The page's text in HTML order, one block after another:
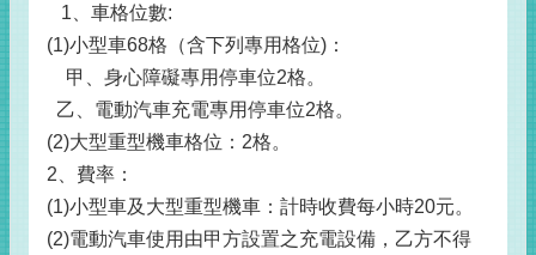
1、車格位數:
(1)小型車68格（含下列專用格位)：
甲、身心障礙專用停車位2格。
乙、電動汽車充電專用停車位2格。
(2)大型重型機車格位：2格。
2、費率：
(1)小型車及大型重型機車：計時收費每小時20元。
(2)電動汽車使用由甲方設置之充電設備，乙方不得